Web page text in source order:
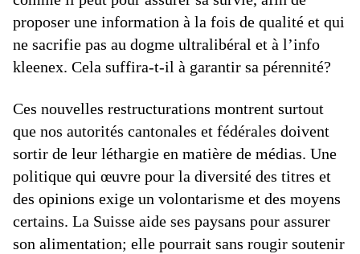
proposer une information à la fois de qualité et qui
ne sacrifie pas au dogme ultralibéral et à l’info
kleenex. Cela suffira-t-il à garantir sa pérennité?
Ces nouvelles restructurations montrent surtout
que nos autorités cantonales et fédérales doivent
sortir de leur léthargie en matière de médias. Une
politique qui œuvre pour la diversité des titres et
des opinions exige un volontarisme et des moyens
certains. La Suisse aide ses paysans pour assurer
son alimentation; elle pourrait sans rougir soutenir